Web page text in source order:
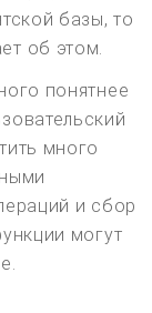
базы, то
об этом.
понятнее
много
и сбор
могут